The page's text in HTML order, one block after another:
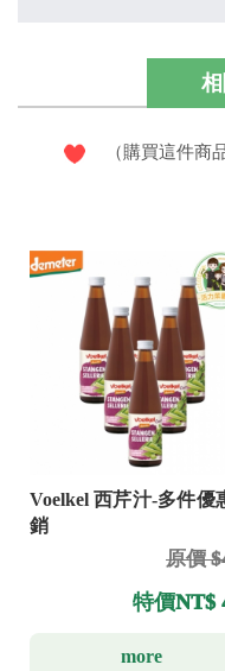
（購買這件商
Voelkel 西芹汁-多件優
銷
原價
特價NT$
more